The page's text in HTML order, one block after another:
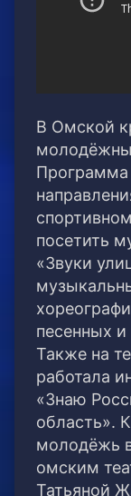
В Омской
Программа
посетить
«Звуки
песенных и
Также на
работала
«Знаю
область».
молодёжь
омским
Татьяной